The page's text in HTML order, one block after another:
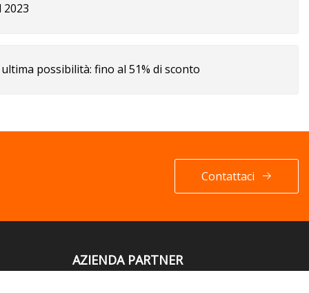
possibilità: fino al 51% di sconto
Contattaci
AZIENDA PARTNER